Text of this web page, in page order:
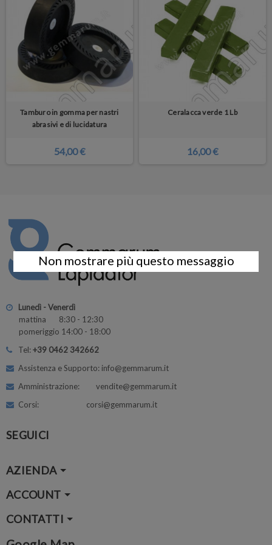
Tamburo in gomma per nastri
abrasivi e di lucidatura
54,00 €
Ceralacca verde 1 Lb
16,00 €
Lunedì - Venerdì
mattina 8:30 - 12:30
pomeriggio 14:00 - 18:00
Tel:+39 0462 342662
Assistenza e Supporto: info@gemmarum.it
Amministrazione: vendite@gemmarum.it
Corsi: corsi@gemmarum.it
SEGUICI
AZIENDA
ACCOUNT
CONTATTI
Non mostrare più questo messaggio